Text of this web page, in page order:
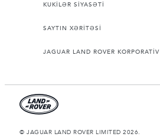
KUKİLƏR SİYASƏTİ
SAYTIN XƏRİTƏSİ
JAGUAR LAND ROVER KORPORATİV
© JAGUAR LAND ROVER LIMITED 2026.